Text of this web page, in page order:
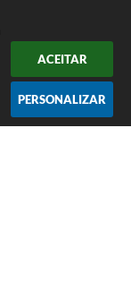
ACEITAR
PERSONALIZAR